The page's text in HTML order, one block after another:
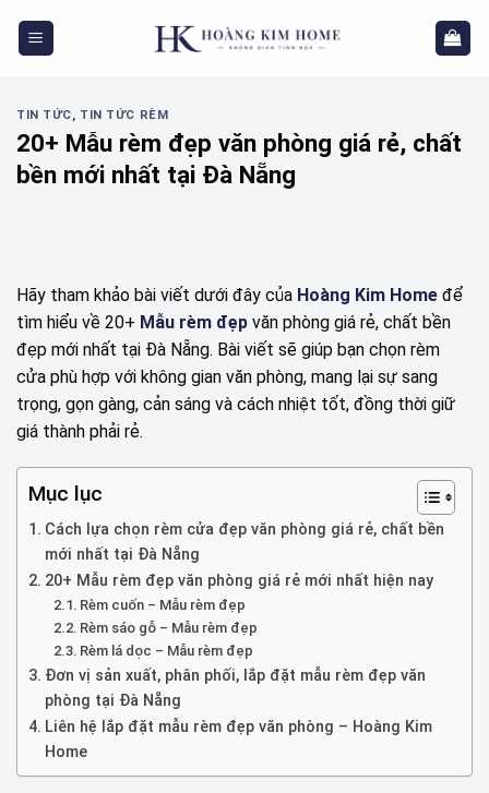
TIN TỨC, TIN TỨC RÈM
20+ Mẫu rèm đẹp văn phòng giá rẻ, chất
bền mới nhất tại Đà Nẵng
Hãy tham khảo bài viết dưới đây của Hoàng Kim Home để
tìm hiểu về 20+ Mẫu rèm đẹp văn phòng giá rẻ, chất bền
đẹp mới nhất tại Đà Nẵng. Bài viết sẽ giúp bạn chọn rèm
cửa phù hợp với không gian văn phòng, mang lại sự sang
trọng, gọn gàng, cản sáng và cách nhiệt tốt, đồng thời giữ
giá thành phải rẻ.
Mục lục
Cách lựa chọn rèm cửa đẹp văn phòng giá rẻ, chất bền
mới nhất tại Đà Nẵng
20+ Mẫu rèm đẹp văn phòng giá rẻ mới nhất hiện nay
Rèm cuốn – Mẫu rèm đẹp
Rèm sáo gỗ – Mẫu rèm đẹp
Rèm lá dọc – Mẫu rèm đẹp
Đơn vị sản xuất, phân phối, lắp đặt mẫu rèm đẹp văn
phòng tại Đà Nẵng
Liên hệ lắp đặt mẫu rèm đẹp văn phòng – Hoàng Kim
Home